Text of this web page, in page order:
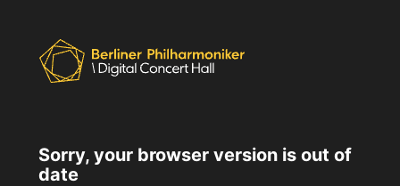
Sorry, your browser version is out of
date